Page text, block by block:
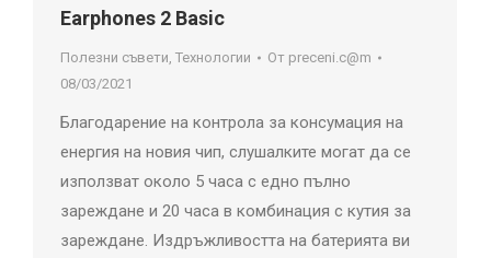
Earphones 2 Basic
Полезни съвети Технологии От preceni.c@m
08/03/2021
Благодарение на контрола за консумация на
енергия на новия чип, слушалките могат да се
използват около 5 часа с едно пълно
зареждане и 20 часа в комбинация с кутия за
зареждане. Издръжливостта на батерията ви